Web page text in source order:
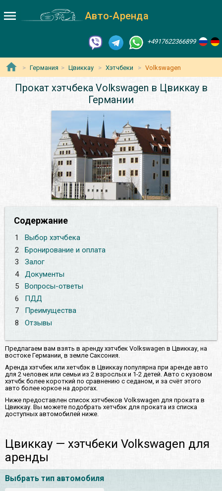
Авто-Аренда
+4917622366899
Германия Цвиккау Хэтчбеки Volkswagen
Прокат хэтчбека Volkswagen в Цвиккау в
Германии
Содержание
1
Выбор хэтчбека
2
Бронирование и оплата
3
Залог
4
Документы
5
Вопросы-ответы
6
ПДД
7
Преимущества
8
Отзывы
Предлагаем вам взять в аренду хэтчбек Volkswagen в Цвиккау, на
востоке Германии, в земле Саксония.
Аренда хэтчбек или хетчбэк в Цвиккау популярна при аренде авто
для 2 человек или семьи из 2 взрослых и 1-2 детей. Авто с кузовом
хэтчбк более короткий по сравнению с седаном, и за счёт этого
авто более юркое на дорогах.
Ниже предоставлен список хэтчбеков Volkswagen для проката в
Цвиккау. Вы можете подобрать хетчбэк для проката из списка
доступных автомобилей ниже.
Цвиккау — хэтчбеки Volkswagen для
аренды
Выбрать тип автомобиля